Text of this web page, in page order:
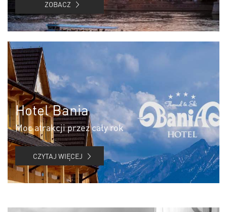
ZOBACZ
Hotel Bania
Moc atrakcji przez cały rok
CZYTAJ WIĘCEJ